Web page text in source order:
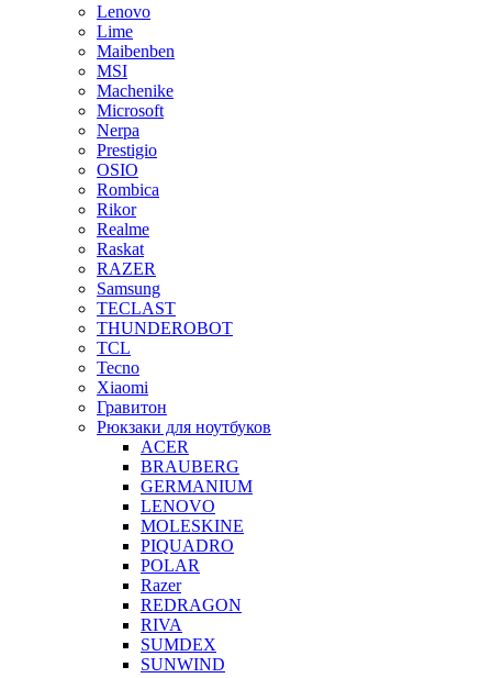
Lenovo
Lime
Maibenben
MSI
Machenike
Microsoft
Nerpa
Prestigio
OSIO
Rombica
Rikor
Realme
Raskat
RAZER
Samsung
TECLAST
THUNDEROBOT
TCL
Tecno
Xiaomi
Гравитон
Рюкзаки для ноутбуков
ACER
BRAUBERG
GERMANIUM
LENOVO
MOLESKINE
PIQUADRO
POLAR
Razer
REDRAGON
RIVA
SUMDEX
SUNWIND